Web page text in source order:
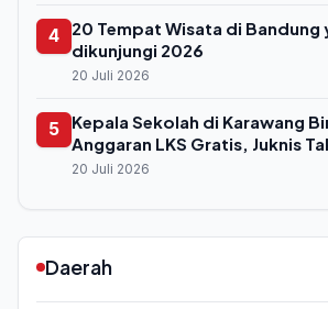
4
20 Tempat Wisata di Bandung
dikunjungi 2026
20 Juli 2026
5
Kepala Sekolah di Karawang
Anggaran LKS Gratis, Juknis
20 Juli 2026
Daerah